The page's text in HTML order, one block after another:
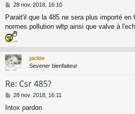
M
s
s
a
g
28 nov. 2018, 16:10
Parait'il que la 485 ne sera plus importé
normes pollution wltp ainsi que valve à
jackie
Sevener bienfaiteur
Re: Csr 485?
M
s
28 nov. 2018, 16:11
Intox pardon